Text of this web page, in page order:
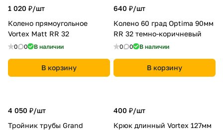
1 020 ₽/шт
Колено прямоугольное
Vortex Matt RR 32
0 0 В наличии
В корзину
640 ₽/шт
Колено 60 град Optima 90мм
RR 32 темно-коричневый
0 0 В наличии
В корзину
4 050 ₽/шт
Тройник трубы Grand
400 ₽/шт
Крюк длинный Vortex 127мм